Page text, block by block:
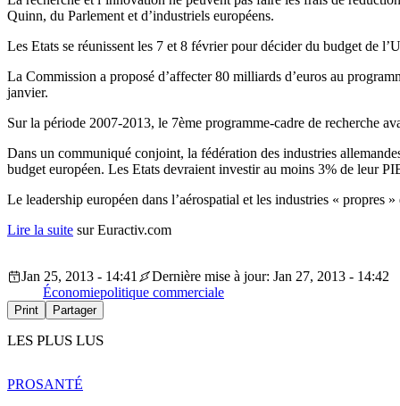
Quinn, du Parlement et d’industriels européens.
Les Etats se réunissent les 7 et 8 février pour décider du budget de
La Commission a proposé d’affecter 80 milliards d’euros au
janvier.
Sur la période 2007-2013, le 7ème programme-cadre de recherche
Dans un communiqué conjoint, la fédération des industries
budget européen. Les Etats devraient investir au moins 3% de leur
Le leadership européen dans l’aérospatial et les industries « propres
Lire la suite sur Euractiv.com
Jan 25, 2013 - 14:41
Dernière mise à jour: Jan 27, 2013 - 14:42
Économiepolitique commerciale
Print Partager
LES PLUS LUS
PROSANTÉ